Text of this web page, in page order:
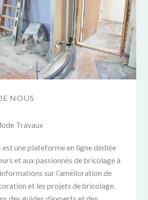
NOUS
Travaux
une plateforme en ligne dédiée
et aux passionnés de bricolage à
sur l’amélioration de
et les projets de bricolage.